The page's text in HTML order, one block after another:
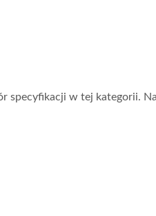
specyfikacji w tej kategorii.